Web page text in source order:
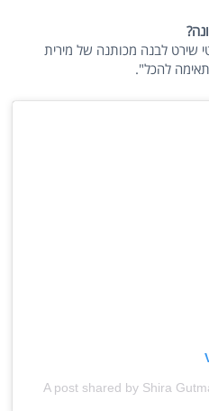
שירט לבנה מכותנה של מירית
להכל".
A post shared by Shira